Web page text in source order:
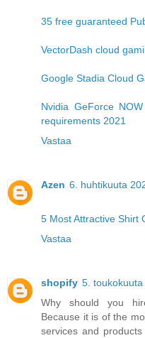
35 free guaranteed
VectorDash cloud
Google Stadia Cloud
Nvidia GeForce
requirements 2021
Vastaa
Azen 6. huhtikuuta
5 Most Attractive Shirt
Vastaa
shopify 5.
Why should you
Because it is of the
services and